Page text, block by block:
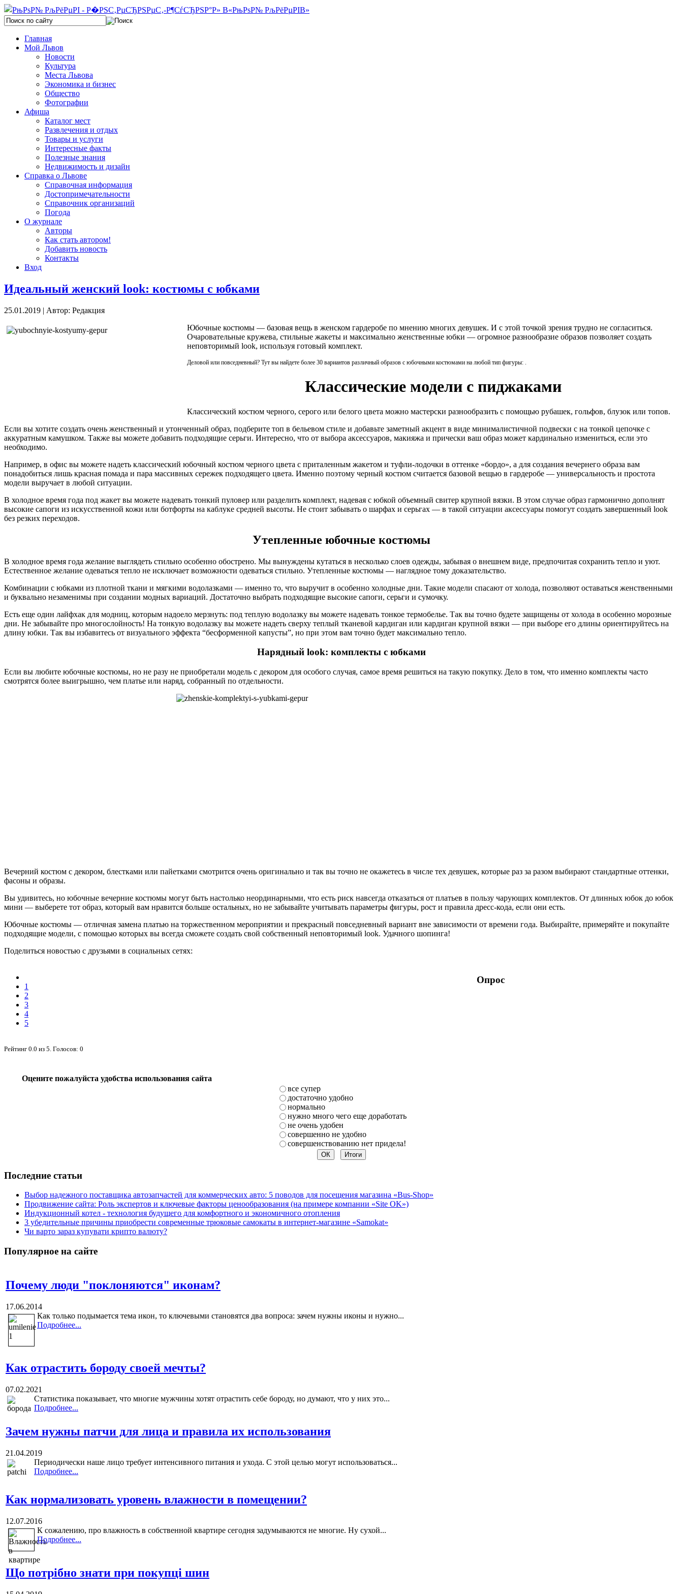
Главная
Мой Львов
Новости
Культура
Места Львова
Экономика и бизнес
Общество
Фотографии
Афиша
Каталог мест
Развлечения и отдых
Товары и услуги
Интересные факты
Полезные знания
Недвижимость и дизайн
Справка о Львове
Справочная информация
Достопримечательности
Справочник организаций
Погода
О журнале
Авторы
Как стать автором!
Добавить новость
Контакты
Вход
Идеальный женский look: костюмы с юбками
25.01.2019 | Автор: Редакция
Юбочные костюмы — базовая вещь в женском гардеробе по мнению многих девушек. И с этой точкой зрения трудно не согласиться.
Очаровательные кружева, стильные жакеты и максимально женственные юбки — огромное разнообразие образов позволяет создать
неповторимый look, используя готовый комплект.
Деловой или повседневный? Тут вы найдете более 30 вариантов различный образов с юбочными костюмами на любой тип фигуры: .
Классические модели с пиджаками
Классический костюм черного, серого или белого цвета можно мастерски разнообразить с помощью рубашек, гольфов, блузок или топов.
Если вы хотите создать очень женственный и утонченный образ, подберите топ в бельевом стиле и добавьте заметный акцент в виде минималистичной подвески с на тонкой цепочке с
аккуратным камушком. Также вы можете добавить подходящие серьги. Интересно, что от выбора аксессуаров, макияжа и прически ваш образ может кардинально измениться, если это
необходимо.
Например, в офис вы можете надеть классический юбочный костюм черного цвета с приталенным жакетом и туфли-лодочки в оттенке «бордо», а для создания вечернего образа вам
понадобиться лишь красная помада и пара массивных сережек подходящего цвета. Именно поэтому черный костюм считается базовой вещью в гардеробе — универсальность и простота
модели выручает в любой ситуации.
В холодное время года под жакет вы можете надевать тонкий пуловер или разделить комплект, надевая с юбкой объемный свитер крупной вязки. В этом случае образ гармонично дополнят
высокие сапоги из искусственной кожи или ботфорты на каблуке средней высоты. Не стоит забывать о шарфах и серьгах — в такой ситуации аксессуары помогут создать завершенный look
без резких переходов.
Утепленные юбочные костюмы
В холодное время года желание выглядеть стильно особенно обострено. Мы вынуждены кутаться в несколько слоев одежды, забывая о внешнем виде, предпочитая сохранить тепло и уют.
Естественное желание одеваться тепло не исключает возможности одеваться стильно. Утепленные костюмы — наглядное тому доказательство.
Комбинации с юбками из плотной ткани и мягкими водолазками — именно то, что выручит в особенно холодные дни. Такие модели спасают от холода, позволяют оставаться женственными
и буквально незаменимы при создании модных вариаций. Достаточно выбрать подходящие высокие сапоги, серьги и сумочку.
Есть еще один лайфхак для модниц, которым надоело мерзнуть: под теплую водолазку вы можете надевать тонкое термобелье. Так вы точно будете защищены от холода в особенно морозные
дни. Не забывайте про многослойность! На тонкую водолазку вы можете надеть сверху теплый тканевой кардиган или кардиган крупной вязки — при выборе его длины ориентируйтесь на
длину юбки. Так вы избавитесь от визуального эффекта “бесформенной капусты”, но при этом вам точно будет максимально тепло.
Нарядный look: комплекты с юбками
Если вы любите юбочные костюмы, но не разу не приобретали модель с декором для особого случая, самое время решиться на такую покупку. Дело в том, что именно комплекты часто
смотрятся более выигрышно, чем платье или наряд, собранный по отдельности.
Вечерний костюм с декором, блестками или пайетками смотрится очень оригинально и так вы точно не окажетесь в числе тех девушек, которые раз за разом выбирают стандартные оттенки,
фасоны и образы.
Вы удивитесь, но юбочные вечерние костюмы могут быть настолько неординарными, что есть риск навсегда отказаться от платьев в пользу чарующих комплектов. От длинных юбок до юбок
мини — выберете тот образ, который вам нравится больше остальных, но не забывайте учитывать параметры фигуры, рост и правила дресс-кода, если они есть.
Юбочные костюмы — отличная замена платью на торжественном мероприятии и прекрасный повседневный вариант вне зависимости от времени года. Выбирайте, примеряйте и покупайте
подходящие модели, с помощью которых вы всегда сможете создать свой собственный неповторимый look. Удачного шопинга!
Поделиться новостью с друзьями в социальных сетях:
1
2
3
4
5
Рейтинг 0.0 из 5 . Голосов: 0
Опрос
Оцените пожалуйста удобства использования сайта
все супер
достаточно удобно
нормально
нужно много чего еще доработать
не очень удобен
совершенно не удобно
совершенствованию нет придела!
Последние статьи
Выбор надежного поставщика автозапчастей для коммерческих авто: 5 поводов для посещения магазина «Bus-Shop»
Продвижение сайта: Роль экспертов и ключевые факторы ценообразования (на примере компании «Site OK»)
Индукционный котел - технология будущего для комфортного и экономичного отопления
3 убедительные причины приобрести современные трюковые самокаты в интернет-магазине «Samokat»
Чи варто зараз купувати крипто валюту?
Популярное на сайте
Почему люди "поклоняются" иконам?
17.06.2014
Как только подымается тема икон, то ключевыми становятся два вопроса: зачем нужны иконы и нужно...
Подробнее...
Как отрастить бороду своей мечты?
07.02.2021
Статистика показывает, что многие мужчины хотят отрастить себе бороду, но думают, что у них это...
Подробнее...
Зачем нужны патчи для лица и правила их использования
21.04.2019
Периодически наше лицо требует интенсивного питания и ухода. С этой целью могут использоваться...
Подробнее...
Как нормализовать уровень влажности в помещении?
12.07.2016
К сожалению, про влажность в собственной квартире сегодня задумываются не многие. Ну сухой...
Подробнее...
Що потрібно знати при покупці шин